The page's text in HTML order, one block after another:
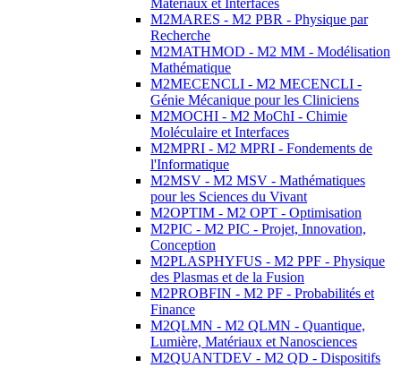
Matériaux et Interfaces
M2MARES - M2 PBR - Physique par
Recherche
M2MATHMOD - M2 MM - Modélisation
Mathématique
M2MECENCLI - M2 MECENCLI -
Génie Mécanique pour les Cliniciens
M2MOCHI - M2 MoChI - Chimie
Moléculaire et Interfaces
M2MPRI - M2 MPRI - Fondements de
l'Informatique
M2MSV - M2 MSV - Mathématiques
pour les Sciences du Vivant
M2OPTIM - M2 OPT - Optimisation
M2PIC - M2 PIC - Projet, Innovation,
Conception
M2PLASPHYFUS - M2 PPF - Physique
des Plasmas et de la Fusion
M2PROBFIN - M2 PF - Probabilités et
Finance
M2QLMN - M2 QLMN - Quantique,
Lumière, Matériaux et Nanosciences
M2QUANTDEV - M2 QD - Dispositifs